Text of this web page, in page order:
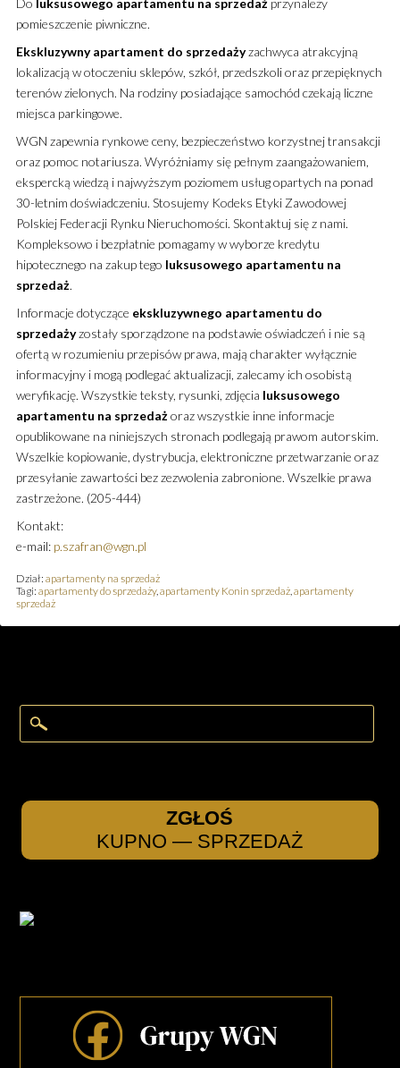
pomieszczenie piwniczne.
Ekskluzywny apartament do sprzedażyzachwyca atrakcyjną
lokalizacją w otoczeniu sklepów, szkół, przedszkoli oraz przepięknych
terenów zielonych. Na rodziny posiadające samochód czekają liczne
miejsca parkingowe.
WGN zapewnia rynkowe ceny, bezpieczeństwo korzystnej transakcji
oraz pomoc notariusza. Wyróżniamy się pełnym zaangażowaniem,
ekspercką wiedzą i najwyższym poziomem usług opartych na ponad
30-letnim doświadczeniu. Stosujemy Kodeks Etyki Zawodowej
Polskiej Federacji Rynku Nieruchomości. Skontaktuj się z nami.
Kompleksowo i bezpłatnie pomagamy w wyborze kredytu
hipotecznego na zakup tego luksusowego apartamentu na
sprzedaż.
Informacje dotyczące ekskluzywnego apartamentu do
sprzedażyzostały sporządzone na podstawie oświadczeń i nie są
ofertą w rozumieniu przepisów prawa, mają charakter wyłącznie
informacyjny i mogą podlegać aktualizacji, zalecamy ich osobistą
weryfikację. Wszystkie teksty, rysunki, zdjęcia luksusowego
apartamentu na sprzedażoraz wszystkie inne informacje
opublikowane na niniejszych stronach podlegają prawom autorskim.
Wszelkie kopiowanie, dystrybucja, elektroniczne przetwarzanie oraz
przesyłanie zawartości bez zezwolenia zabronione. Wszelkie prawa
zastrzeżone. (205-444)
Kontakt:
e-mail: p.szafran@wgn.pl
Dział: apartamenty na sprzedaż
Tagi: apartamenty do sprzedaży, apartamenty Konin sprzedaż, apartamenty
sprzedaż
ZGŁOŚ
KUPNO — SPRZEDAŻ